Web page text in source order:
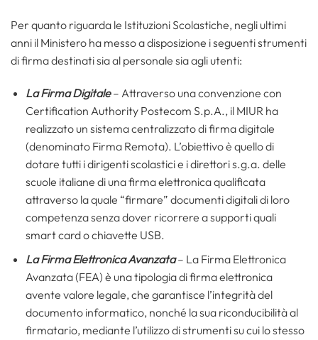
Per quanto riguarda le Istituzioni Scolastiche, negli ultimi
anni il Ministero ha messo a disposizione i seguenti strumenti
di firma destinati sia al personale sia agli utenti:
La Firma Digitale– Attraverso una convenzione con
Certification Authority Postecom S.p.A., il MIUR ha
realizzato un sistema centralizzato di firma digitale
(denominato Firma Remota). L’obiettivo è quello di
dotare tutti i dirigenti scolastici e i direttori s.g.a. delle
scuole italiane di una firma elettronica qualificata
attraverso la quale “firmare” documenti digitali di loro
competenza senza dover ricorrere a supporti quali
smart card o chiavette USB.
La Firma Elettronica Avanzata– La Firma Elettronica
Avanzata (FEA) è una tipologia di firma elettronica
avente valore legale, che garantisce l’integrità del
documento informatico, nonché la sua riconducibilità al
firmatario, mediante l’utilizzo di strumenti su cui lo stesso